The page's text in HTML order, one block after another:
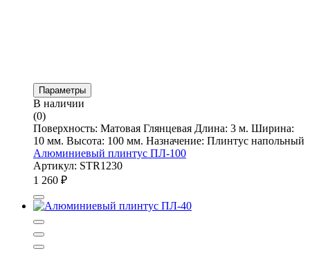
Параметры
В наличии
(0)
Поверхность: Матовая Глянцевая Длина: 3 м. Ширина:
10 мм. Высота: 100 мм. Назначение: Плинтус напольный
Алюминиевый плинтус ПЛ-100
Артикул: STR1230
1 260 ₽